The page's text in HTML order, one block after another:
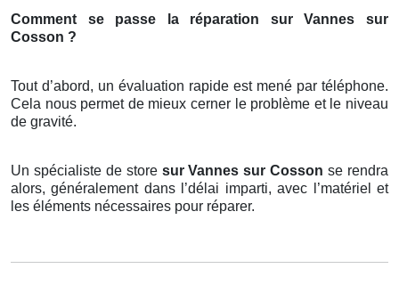
Comment se passe la réparation sur Vannes sur
Cosson ?
Tout d’abord, un évaluation rapide est mené par téléphone.
Cela nous permet de mieux cerner le problème et le niveau
de gravité.
Un spécialiste de store sur Vannes sur Cossonse rendra
alors, généralement dans l’délai imparti, avec l’matériel et
les éléments nécessaires pour réparer.